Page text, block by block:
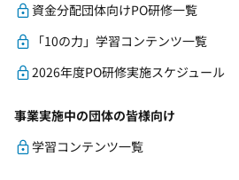
資金分配団体向けPO研修一覧
「10の力」学習コンテンツ一覧
2026年度PO研修実施スケジュール
事業実施中の団体の皆様向け
学習コンテンツ一覧